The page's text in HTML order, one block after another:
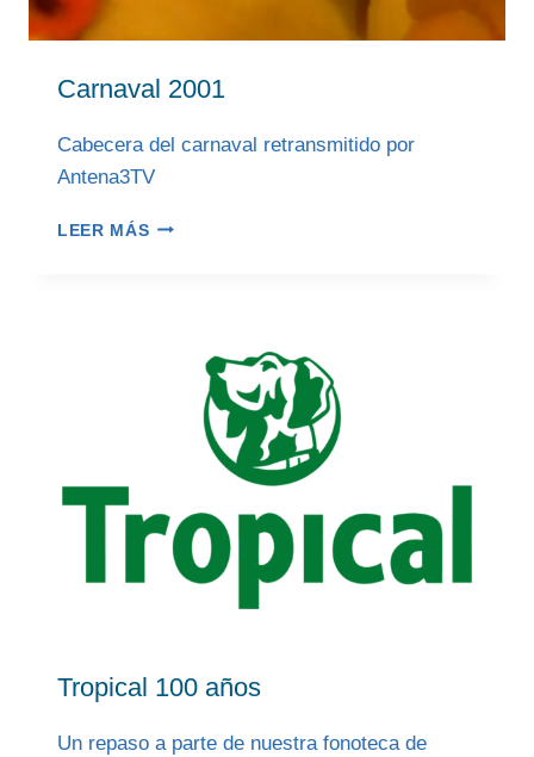
Carnaval 2001
Cabecera del carnaval retransmitido por
Antena3TV
LEER MÁSCARNAVAL
Tropical 100 años
Un repaso a parte de nuestra fonoteca de